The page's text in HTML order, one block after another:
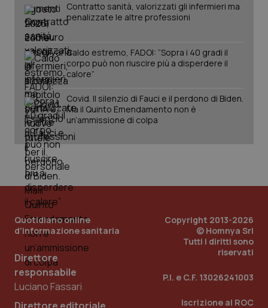
Rene & patologie urogenitali
Salute orale & impianti
Sangue & coagulazione
Tiroide
Tumore al seno
Tumore ovarico
Tumori del Polmone & Testa Collo
Tumori gastrointestinali
Ulcera & Reflusso
Vaccini
Contratto sanità, valorizzati gli infermieri ma
penalizzate le altre professioni
Caldo estremo, FADOI: “Sopra i 40 gradi il
corpo può non riuscire più a disperdere il
calore”
Covid. Il silenzio di Fauci e il perdono di Biden.
Ma il Quinto Emendamento non è
un’ammissione di colpa
Quotidiano online
d'informazione sanitaria
Direttore
responsabile
Luciano Fassari
Copyright 2013-2026
© Homnya Srl
Tutti i diritti sono
riservati
P.I. e C.F. 13026241003
Iscrizione al ROC
CookieScriptConsent
www.quotidianosanita.it
tracking-enable
www.quotidianosanita.it
2
tracking-sites-ironfish- www.quotidianosanita.it